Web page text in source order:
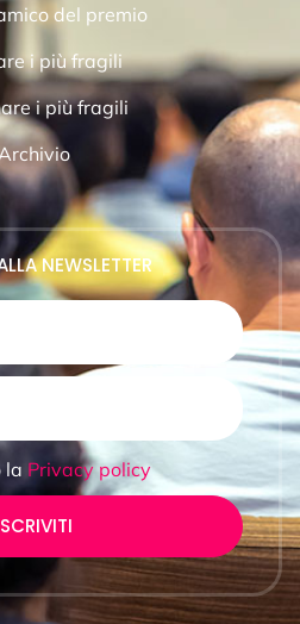
del premio
i più fragili
i più fragili
Archivio
NEWSLETTER
la Privacy policy